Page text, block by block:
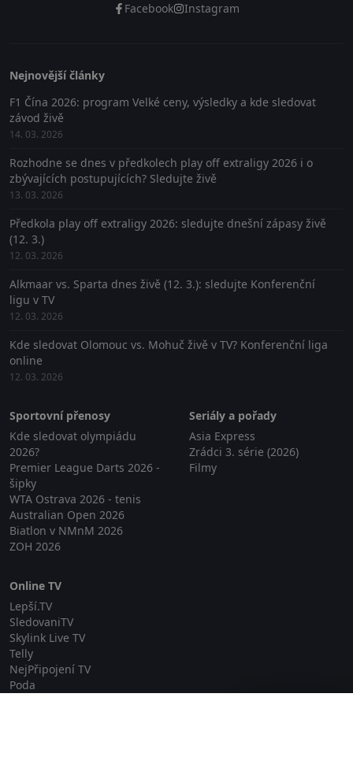
Facebook Instagram
Nejnovější články
F1 Čína 2026: program Velké ceny, výsledky a kde sledovat
závod živě
14. 03. 2026
Rozhodne se dnes v předkolech play off extraligy 2026 i o
zbývajících postupujících? Sledujte živě
13. 03. 2026
Předkola play off extraligy 2026: sledujte dnešní zápasy živě
(12. 3.)
12. 03. 2026
Alkmaar vs. Sparta dnes živě (12. 3.): sledujte Konferenční
ligu v TV
12. 03. 2026
Kde sledovat Olomouc vs. Mohuč živě v TV? Konferenční liga
online
12. 03. 2026
Sportovní přenosy
Kde sledovat olympiádu
2026?
Premier League Darts 2026 -
šipky
WTA Ostrava 2026 - tenis
Australian Open 2026
Biatlon v NMnM 2026
ZOH 2026
Seriály a pořady
Asia Express
Zrádci 3. série (2026)
Filmy
Online TV
Lepší.TV
SledovaniTV
Skylink Live TV
Telly
NejPřipojení TV
Poda